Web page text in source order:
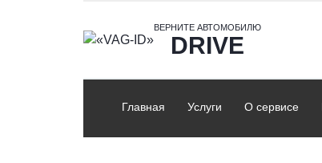
to
content
ВЕРНИТЕ АВТОМОБИЛЮ
DRIVE
Главная Услуги О сервисе